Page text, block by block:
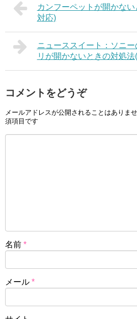
カンフーペットが開かな
対応)
ニューススイート：ソニ
リが開かないときの対処
コメントをどうぞ
メールアドレスが公開されることはありませ
須項目です
名前 *
メール *